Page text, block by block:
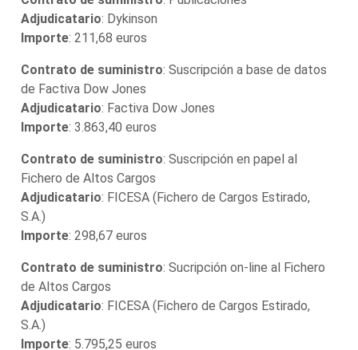
Adjudicatario: Dykinson
Importe: 211,68 euros
Contrato de suministro: Suscripción a base de datos
de Factiva Dow Jones
Adjudicatario: Factiva Dow Jones
Importe: 3.863,40 euros
Contrato de suministro: Suscripción en papel al
Fichero de Altos Cargos
Adjudicatario: FICESA (Fichero de Cargos Estirado,
S.A.)
Importe: 298,67 euros
Contrato de suministro: Sucripción on-line al Fichero
de Altos Cargos
Adjudicatario: FICESA (Fichero de Cargos Estirado,
S.A.)
Importe: 5.795,25 euros